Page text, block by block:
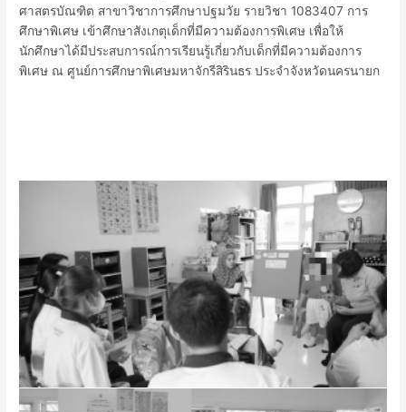
ศาสตรบัณฑิต สาขาวิชาการศึกษาปฐมวัย รายวิชา 1083407 การ
ศึกษาพิเศษ เข้าศึกษาสังเกตุเด็กที่มีความต้องการพิเศษ เพื่อให้
นักศึกษาได้มีประสบการณ์การเรียนรู้เกี่ยวกับเด็กที่มีความต้องการ
พิเศษ ณ ศูนย์การศึกษาพิเศษมหาจักรีสิรินธร ประจำจังหวัดนครนายก